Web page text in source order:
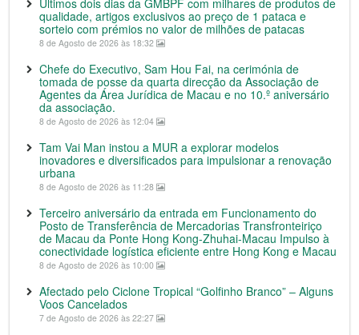
Últimos dois dias da GMBPF com milhares de produtos de
qualidade, artigos exclusivos ao preço de 1 pataca e
sorteio com prémios no valor de milhões de patacas
8 de Agosto de 2026 às 18:32
Chefe do Executivo, Sam Hou Fai, na cerimónia de
tomada de posse da quarta direcção da Associação de
Agentes da Área Jurídica de Macau e no 10.º aniversário
da associação.
8 de Agosto de 2026 às 12:04
Tam Vai Man instou a MUR a explorar modelos
inovadores e diversificados para impulsionar a renovação
urbana
8 de Agosto de 2026 às 11:28
Terceiro aniversário da entrada em Funcionamento do
Posto de Transferência de Mercadorias Transfronteiriço
de Macau da Ponte Hong Kong-Zhuhai-Macau Impulso à
conectividade logística eficiente entre Hong Kong e Macau
8 de Agosto de 2026 às 10:00
Afectado pelo Ciclone Tropical “Golfinho Branco” – Alguns
Voos Cancelados
7 de Agosto de 2026 às 22:27